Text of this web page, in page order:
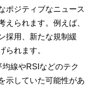
ポジティブなニュース
えられます。例えば、
採用、新たな規制緩
られます。
均線やRSIなどのテク
示していた可能性があ